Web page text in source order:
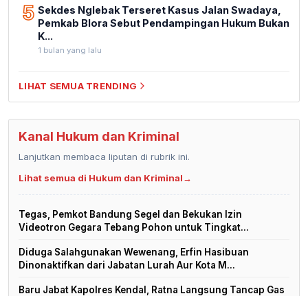
5 Sekdes Nglebak Terseret Kasus Jalan Swadaya,
Pemkab Blora Sebut Pendampingan Hukum Bukan
K...
1 bulan yang lalu
LIHAT SEMUA TRENDING
Kanal Hukum dan Kriminal
Lanjutkan membaca liputan di rubrik ini.
Lihat semua di Hukum dan Kriminal→
Tegas, Pemkot Bandung Segel dan Bekukan Izin
Videotron Gegara Tebang Pohon untuk Tingkat...
Diduga Salahgunakan Wewenang, Erfin Hasibuan
Dinonaktifkan dari Jabatan Lurah Aur Kota M...
Baru Jabat Kapolres Kendal, Ratna Langsung Tancap Gas